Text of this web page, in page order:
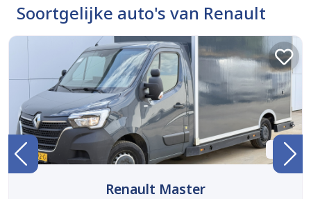
Soortgelijke auto's van Renault
BTW
Renault Master